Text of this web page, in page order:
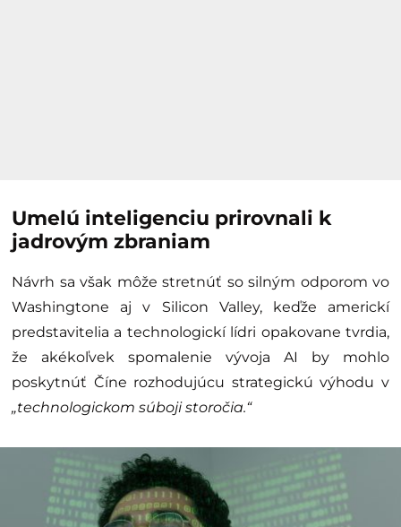
Umelú inteligenciu prirovnali k
jadrovým zbraniam
Návrh sa však môže stretnúť so silným odporom vo
Washingtone aj v Silicon Valley, keďže americkí
predstavitelia a technologickí lídri opakovane tvrdia,
že akékoľvek spomalenie vývoja AI by mohlo
poskytnúť Číne rozhodujúcu strategickú výhodu v
„technologickom súboji storočia.“